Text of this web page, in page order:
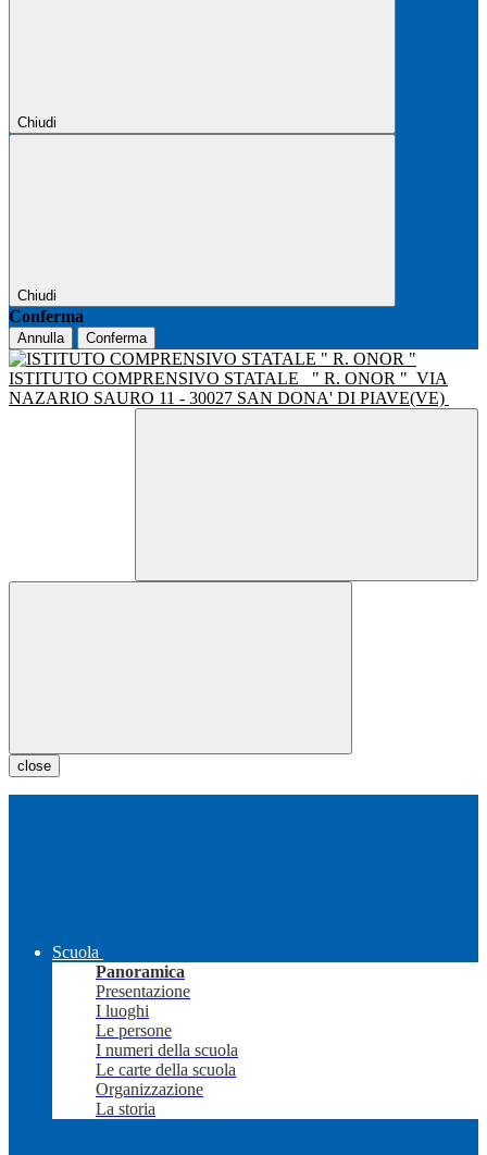
Chiudi
Chiudi
Conferma
Annulla Conferma
ISTITUTO COMPRENSIVO STATALE " R. ONOR " VIA
NAZARIO SAURO 11 - 30027 SAN DONA' DI PIAVE(VE)
close
Scuola
Panoramica
Presentazione
I luoghi
Le persone
I numeri della scuola
Le carte della scuola
Organizzazione
La storia